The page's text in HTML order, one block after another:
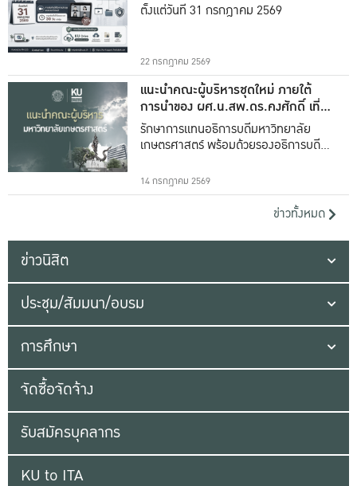
ตั้งแต่วันที่ 31 กรกฎาคม 2569
22 กรกฎาคม 2569
แนะนำคณะผู้บริหารชุดใหม่ ภายใต้
การนำของ ผศ.น.สพ.ดร.คงศักดิ์ เที่ยง
ธรรม
รักษาการแทนอธิการบดีมหาวิทยาลัย
เกษตรศาสตร์ พร้อมด้วยรองอธิการบดีทั้ง
14 กรกฎาคม 2569
ข่าวทั้งหมด
ข่าวนิสิต
ประชุม/สัมมนา/อบรม
การศึกษา
จัดซื้อจัดจ้าง
รับสมัครบุคลากร
KU to ITA